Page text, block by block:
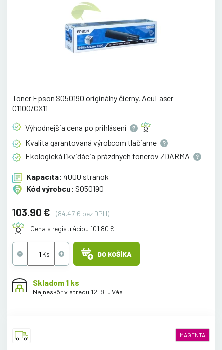
Toner Epson S050190 originálny čierny, AcuLaser
C1100/CX11
Výhodnejšia cena po prihlásení
Kvalita garantovaná výrobcom tlačiarne
Ekologická likvidácia prázdnych tonerov ZDARMA
Kapacita: 4000 stránok
Kód výrobcu: S050190
103.90 €
(84.47 € bez DPH)
Cena s registráciou 101.80 €
DO KOŠÍKA
Skladom 1 ks
Najneskôr v stredu 12. 8. u Vás
MAGENTA